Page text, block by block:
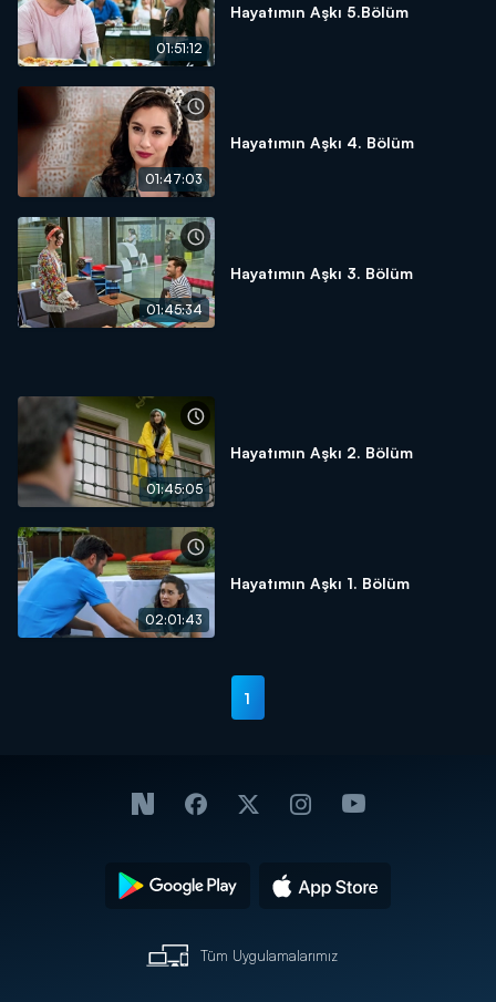
01:51:12
Hayatımın Aşkı 5.Bölüm
01:47:03
Hayatımın Aşkı 4. Bölüm
01:45:34
Hayatımın Aşkı 3. Bölüm
01:45:05
Hayatımın Aşkı 2. Bölüm
02:01:43
Hayatımın Aşkı 1. Bölüm
1
Tüm Uygulamalarımız